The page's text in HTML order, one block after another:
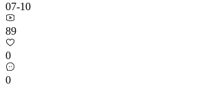
07-10
89
0
0